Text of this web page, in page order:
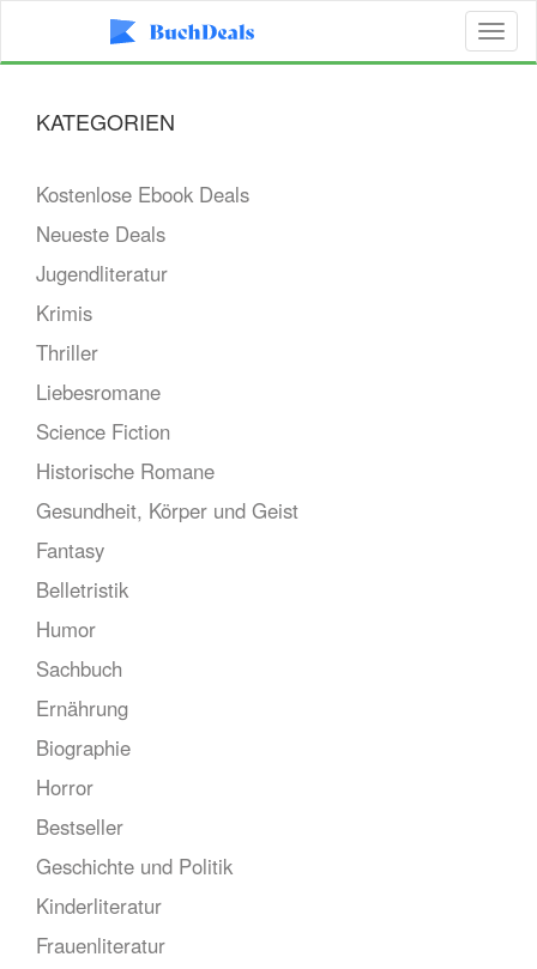
KATEGORIEN
Kostenlose Ebook Deals
Neueste Deals
Jugendliteratur
Krimis
Thriller
Liebesromane
Science Fiction
Historische Romane
Gesundheit, Körper und Geist
Fantasy
Belletristik
Humor
Sachbuch
Ernährung
Biographie
Horror
Bestseller
Geschichte und Politik
Kinderliteratur
Frauenliteratur